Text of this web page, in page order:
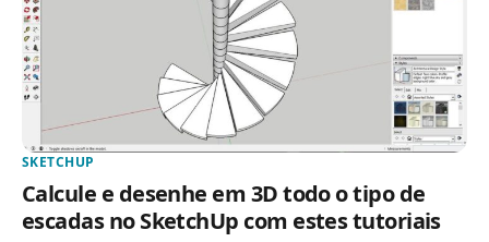
SKETCHUP
Calcule e desenhe em 3D todo o tipo de
escadas no SketchUp com estes tutoriais